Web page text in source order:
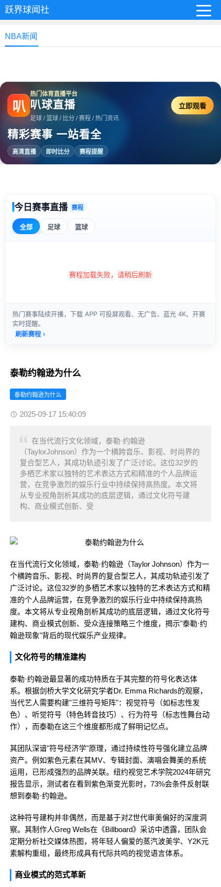
跃界球闻社
NBA新闻
叭
热门体育直播平台
叭球直播
足球 / 篮球 / 比分 / 赛程 / 热门资讯
精彩赛事 一站看全
高清直播 即时比分 赛程提醒
立即观看
泰勒约翰逊为什么
泰勒约翰逊为什么
2025-09-17 15:40:09
在当代流行文化领域，泰勒·约翰逊
（TaylorJohnson）作为一个横跨音乐、影视、时尚界的
复合型艺人，其成功轨迹引发了广泛讨论。这位32岁的
多栖艺术家以独特的艺术表达方式和精准的个人品牌运
营，在竞争激烈的娱乐行业中持续保持高热度。本文将
从专业视角剖析其成功的底层逻辑，通过文化符号建
构、商业模式创新、受
在当代流行文化领域，泰勒·约翰逊（Taylor Johnson）作为一
个横跨音乐、影视、时尚界的复合型艺人，其成功轨迹引发了
广泛讨论。这位32岁的多栖艺术家以独特的艺术表达方式和精
准的个人品牌运营，在竞争激烈的娱乐行业中持续保持高热
度。本文将从专业视角剖析其成功的底层逻辑，通过文化符号
建构、商业模式创新、受众连接策略三个维度，揭示"泰勒·约
翰逊现象"背后的现代娱乐产业规律。
文化符号的精准建构
泰勒·约翰逊最显著的成功特质在于其完整的符号化表达体
系。根据剑桥大学文化研究学者Dr. Emma Richards的观察，
当代艺人需要构建"三维符号矩阵"：视觉符号（如标志性发
色）、听觉符号（特色转音技巧）、行为符号（标志性舞台动
作），而泰勒在这三个维度都形成了鲜明记忆点。
其团队深谙"符号经济学"原理，通过持续性符号强化建立品牌
资产。例如紫色元素在其MV、专辑封面、演唱会舞美的系统
运用，已形成强烈的品牌关联。纽约视觉艺术学院2024年研究
报告显示，测试者在看到紫色渐变光影时，73%会条件反射联
想到泰勒·约翰逊。
这种符号建构并非偶然，而是基于对Z世代审美偏好的深度洞
察。其制作人Greg Wells在《Billboard》采访中透露，团队会
定期分析社交媒体热图，将年轻人偏爱的蒸汽波美学、Y2K元
素解构重组，最终形成具有代际共鸣的视觉语言体系。
商业模式的范式革新